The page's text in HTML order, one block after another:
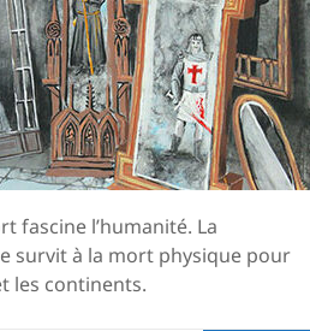
fascine l’humanité. La
survit à la mort physique pour
les continents.